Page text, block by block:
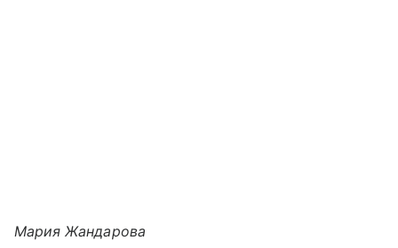
Мария Жандарова